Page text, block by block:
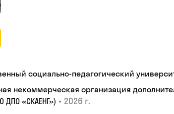
социально-педагогический
некоммерческая организация
ДПО «СКАЕНГ») • 2026 г.